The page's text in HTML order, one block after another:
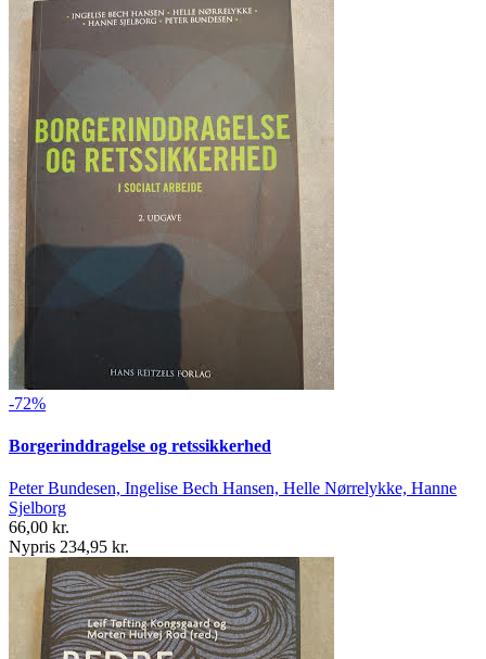
-72%
Borgerinddragelse og retssikkerhed
Peter Bundesen, Ingelise Bech Hansen, Helle Nørrelykke, Hanne
Sjelborg
66,00 kr.
Nypris 234,95 kr.